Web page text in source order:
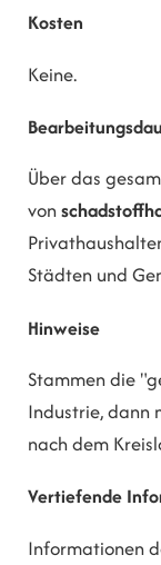
Kosten
Keine.
Über das
von
Städten und
Hinweise
Stammen die
Industrie, dann
nach dem
Vertiefende
Informationen